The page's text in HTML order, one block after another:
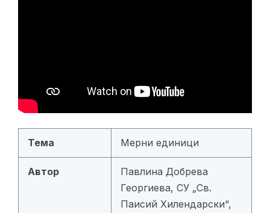
Тема Мерни единици
Автор
Павлина Добрева
Георгиева, СУ „Св.
Паисий Хилендарски“,